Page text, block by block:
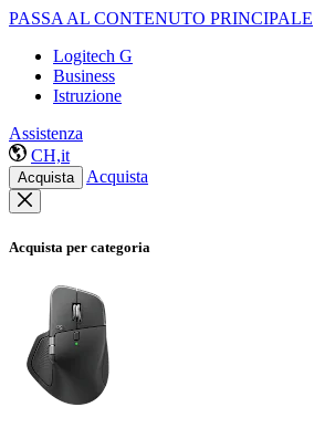
PASSA AL CONTENUTO PRINCIPALE
Logitech G
Business
Istruzione
Assistenza
CH,it
Acquista Acquista
Acquista per categoria